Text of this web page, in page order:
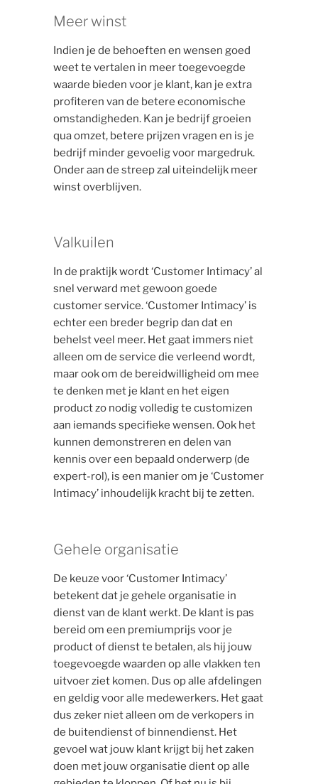
Meer winst
Indien je de behoeften en wensen goed
weet te vertalen in meer toegevoegde
waarde bieden voor je klant, kan je extra
profiteren van de betere economische
omstandigheden. Kan je bedrijf groeien
qua omzet, betere prijzen vragen en is je
bedrijf minder gevoelig voor margedruk.
Onder aan de streep zal uiteindelijk meer
winst overblijven.
Valkuilen
In de praktijk wordt ‘Customer Intimacy’ al
snel verward met gewoon goede
customer service. ‘Customer Intimacy’ is
echter een breder begrip dan dat en
behelst veel meer. Het gaat immers niet
alleen om de service die verleend wordt,
maar ook om de bereidwilligheid om mee
te denken met je klant en het eigen
product zo nodig volledig te customizen
aan iemands specifieke wensen. Ook het
kunnen demonstreren en delen van
kennis over een bepaald onderwerp (de
expert-rol), is een manier om je ‘Customer
Intimacy’ inhoudelijk kracht bij te zetten.
Gehele organisatie
De keuze voor ‘Customer Intimacy’
betekent dat je gehele organisatie in
dienst van de klant werkt. De klant is pas
bereid om een premiumprijs voor je
product of dienst te betalen, als hij jouw
toegevoegde waarden op alle vlakken ten
uitvoer ziet komen. Dus op alle afdelingen
en geldig voor alle medewerkers. Het gaat
dus zeker niet alleen om de verkopers in
de buitendienst of binnendienst. Het
gevoel wat jouw klant krijgt bij het zaken
doen met jouw organisatie dient op alle